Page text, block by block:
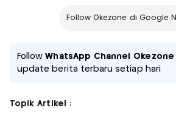
Follow Okezone di Google
FollowWhatsApp Channel Okezone
update berita terbaru setiap hari
Topik Artikel :